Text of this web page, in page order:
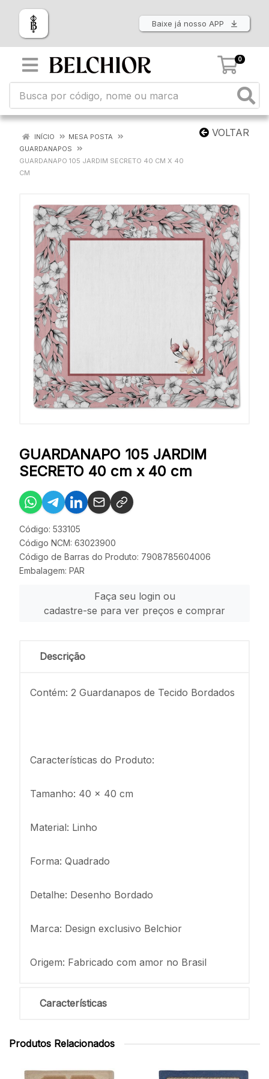
Baixe já nosso APP
0
VOLTAR
INÍCIO
MESA POSTA
GUARDANAPOS
GUARDANAPO 105 JARDIM SECRETO 40 CM X 40
CM
GUARDANAPO 105 JARDIM
SECRETO 40 cm x 40 cm
Código: 533105
Código NCM: 63023900
Código de Barras do Produto: 7908785604006
Embalagem: PAR
Faça seu login ou
cadastre-se para ver preços e comprar
Descrição
Contém: 2 Guardanapos de Tecido Bordados
Características do Produto:
Tamanho: 40 x 40 cm
Material: Linho
Forma: Quadrado
Detalhe: Desenho Bordado
Marca: Design exclusivo Belchior
Origem: Fabricado com amor no Brasil
Características
Produtos Relacionados